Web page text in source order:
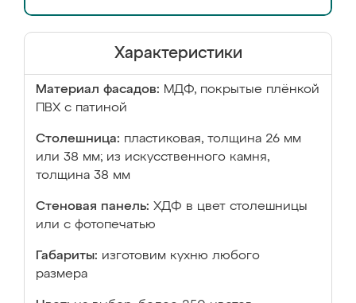
Характеристики
Материал фасадов: МДФ, покрытые плёнкой
ПВХ с патиной
Столешница: пластиковая, толщина 26 мм
или 38 мм; из искусственного камня,
толщина 38 мм
Стеновая панель: ХДФ в цвет столешницы
или с фотопечатью
Габариты: изготовим кухню любого
размера